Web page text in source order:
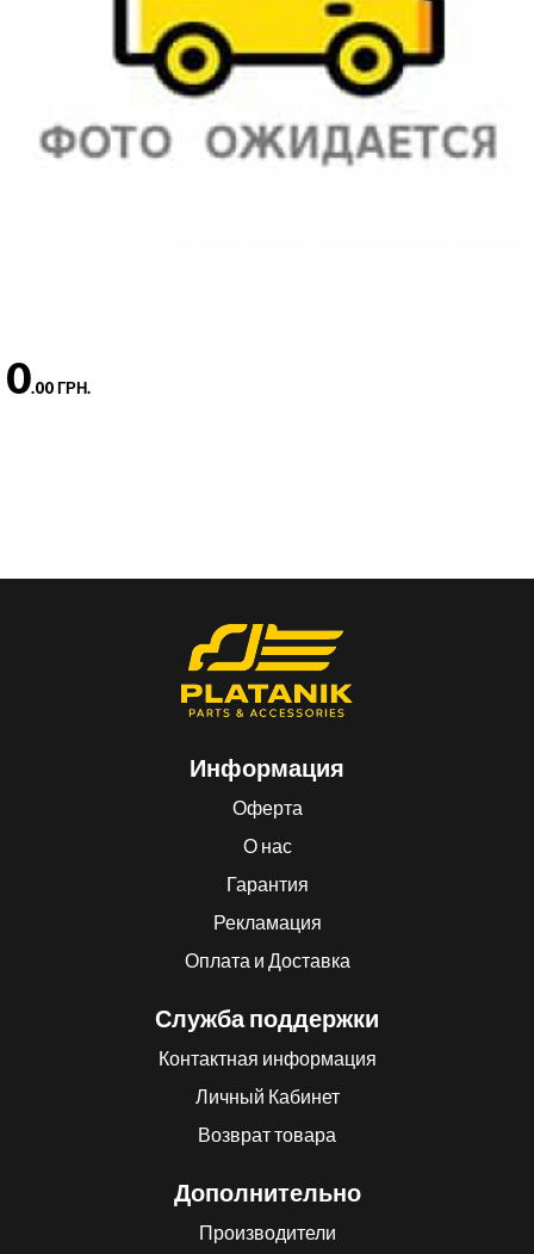
0.00 ГРН.
Информация
Оферта
О нас
Гарантия
Рекламация
Оплата и Доставка
Служба поддержки
Контактная информация
Личный Кабинет
Возврат товара
Дополнительно
Производители